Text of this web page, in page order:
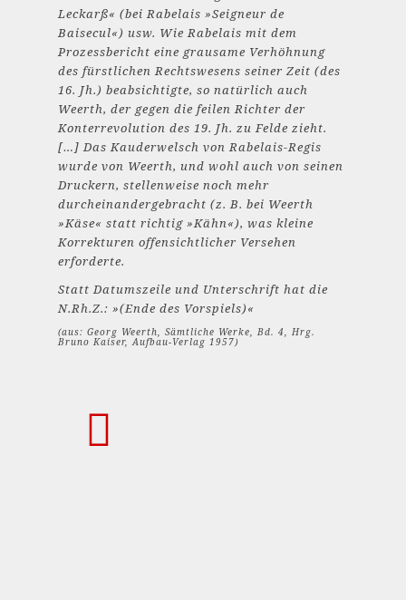
Leckarß« (bei Rabelais »Seigneur de
Baisecul«) usw. Wie Rabelais mit dem
Prozessbericht eine grausame Verhöhnung
des fürstlichen Rechtswesens seiner Zeit (des
16. Jh.) beabsichtigte, so natürlich auch
Weerth, der gegen die feilen Richter der
Konterrevolution des 19. Jh. zu Felde zieht.
[…] Das Kauderwelsch von Rabelais-Regis
wurde von Weerth, und wohl auch von seinen
Druckern, stellenweise noch mehr
durcheinandergebracht (z. B. bei Weerth
»Käse« statt richtig »Kähn«), was kleine
Korrekturen offensichtlicher Versehen
erforderte.
Statt Datumszeile und Unterschrift hat die
N.Rh.Z.: »(Ende des Vorspiels)«
(aus: Georg Weerth, Sämtliche Werke, Bd. 4, Hrg.
Bruno Kaiser, Aufbau-Verlag 1957)